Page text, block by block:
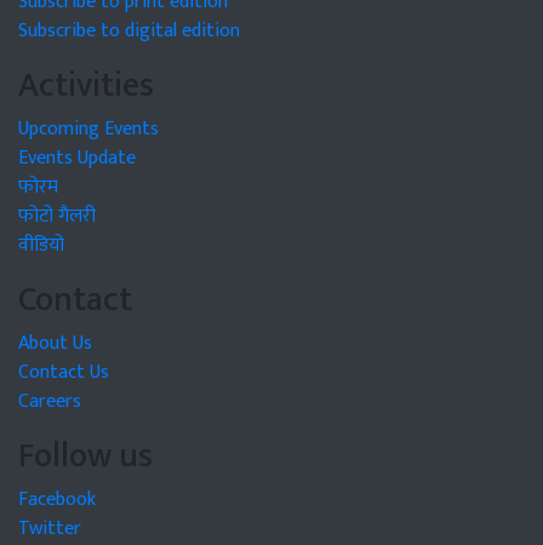
Subscribe to digital edition
Activities
Upcoming Events
Events Update
फोरम
फोटो गैलरी
वीडियो
Contact
About Us
Contact Us
Careers
Follow us
Facebook
Twitter